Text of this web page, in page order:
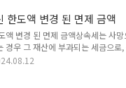
객들에게 큰 충격을 주었습니다.
행을..
번 개통은 경기도 구리시와 남양주
으로 개선하고, 지역 발전에 기여
글에서는 지하철 8호선 연장 노선도
를 구체적으로 살펴보겠습니다. 지
가기 1. 지하철 8호선 연장 노선 개
한도액 변경 된 면제 금액
액 변경 된 면제 금액상속세는 사망
경우 그 재산에 부과되는 세금으로,
화하기 위한 다양한 공제 제도가 마